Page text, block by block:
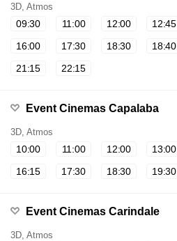
3D, Atmos
09:30 11:00 12:00 12:45
16:00
17:30 18:30 18:40
21:15
22:15
Event Cinemas Capalaba
3D, Atmos
10:00 11:00 12:00 13:00
16:15
17:30 18:30 19:30
Event Cinemas Carindale
3D, Atmos